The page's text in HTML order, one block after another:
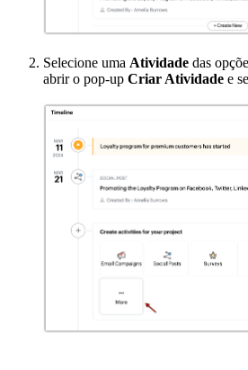
Selecione uma Atividade das
abrir o pop-up Criar Atividade e